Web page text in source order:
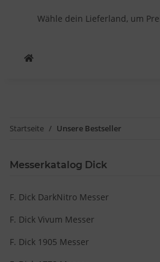
Wähle dein Lieferland, um
Startseite Unsere Bestseller
Messerkatalog Dick
F. Dick DarkNitro Messer
F. Dick Vivum Messer
F. Dick 1905 Messer